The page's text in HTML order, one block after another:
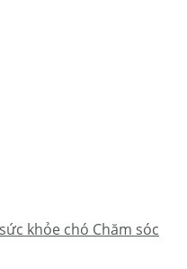
khỏe chó Chăm sóc